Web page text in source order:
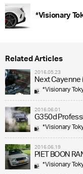
*Visionary
Related Articles
2016.05.23
Next
*Visionary
2016.06.01
G350d
*Visionary
2016.06.19
PIET BOON
*Visionary